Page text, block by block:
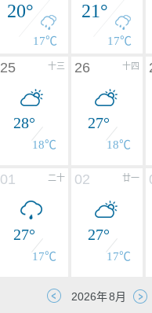
20°
17℃
21°
17℃
十三
25
28°
18℃
十四
26
27°
18℃
二十
01
27°
17℃
廿一
02
27°
17℃